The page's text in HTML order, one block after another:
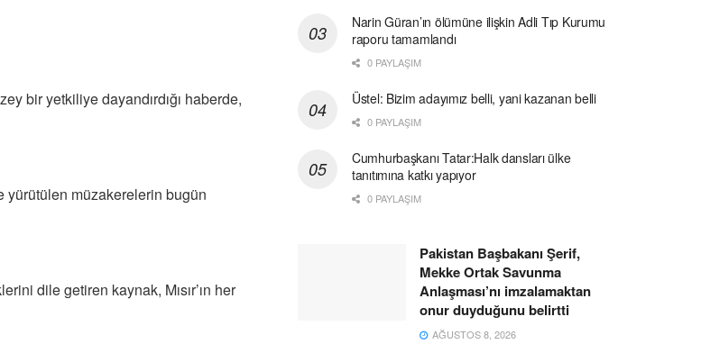
bir yetkiliye dayandırdığı haberde,
yürütülen müzakerelerin bugün
dile getiren kaynak, Mısır’ın her
Narin Güran’ın ölümüne ilişkin Adli Tıp Kurumu
raporu tamamlandı
0 PAYLAŞIM
Üstel: Bizim adayımız belli, yani kazanan belli
0 PAYLAŞIM
Cumhurbaşkanı Tatar:Halk dansları ülke
tanıtımına katkı yapıyor
0 PAYLAŞIM
Pakistan Başbakanı Şerif,
Mekke Ortak Savunma
Anlaşması’nı imzalamaktan
onur duyduğunu belirtti
AĞUSTOS 8, 2026